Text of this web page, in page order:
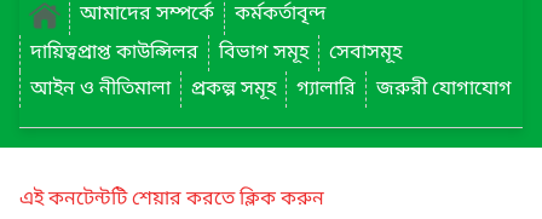
আমাদের সম্পর্কে
কর্মকর্তাবৃন্দ
দায়িত্বপ্রাপ্ত কাউন্সিলর
বিভাগ সমূহ
সেবাসমূহ
আইন ও নীতিমালা
প্রকল্প সমূহ গ্যালারি জরুরী যোগাযোগ
এই কনটেন্টটি শেয়ার করতে ক্লিক করুন